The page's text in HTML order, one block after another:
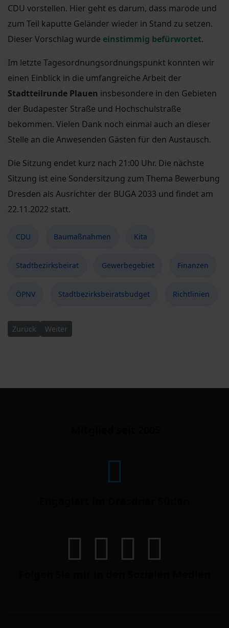
CDU vorstellen. Hier geht es darum, dass marode und
zum Teil kaputte Geländer wieder in Stand zu setzen.
Dieser Vorschlag wurde einstimmig befürwortet.
Im letzte Tagesordnungsordnungspunkt konnten wir
einen Einblick in die umfangreiche Arbeit der
Stadtteilrunde Plauen insbesondere in den Gebieten
der Budapester Straße und Hochschulstraße
bekommen. Vielen Dank noch einmal auch an dieser
Stelle an die Anwesenden Gästen für den Austausch.
Die Sitzung endet kurz nach 21:00 Uhr. Die nächste
Sitzung ist eine Sondersitzung zum Thema Bewerbung
Dresden als Ausrichter der BUGA 2033 und findet am
22.11.2022 statt.
CDU Baumaßnahmen Kita
Stadtbezirksbeirat Gewerbegebiet Finanzen
ÖPNV Stadtbezirksbeiratsbudget Richtlinien
Vorheriger Beitrag: Bürgersprechstunde - Wie sieht die
Zurück Nächster Beitrag: Infostand am Rathaus Plauen
Weiter